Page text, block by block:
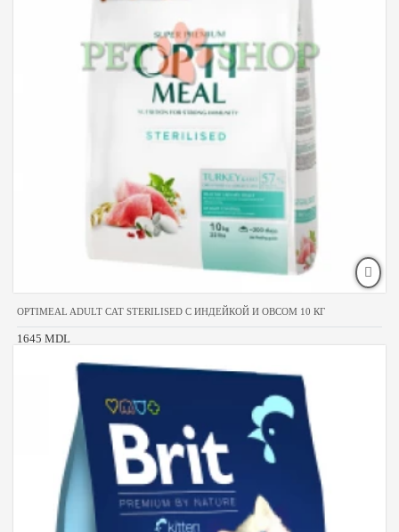
OPTIMEAL ADULT CAT STERILISED С ИНДЕЙКОЙ И ОВСОМ 10 КГ
1645 MDL